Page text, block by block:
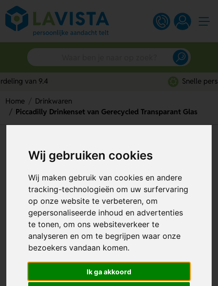
Wij gebruiken cookies
Wij maken gebruik van cookies en andere
tracking-technologieën om uw surfervaring
op onze website te verbeteren, om
gepersonaliseerde inhoud en advertenties
te tonen, om ons websiteverkeer te
analyseren en om te begrijpen waar onze
bezoekers vandaan komen.
Ik ga akkoord
Home
Drinkwaren
Piccadilly Drinkenset van Gerecycled Transparant Glas
Gerecycled Transparant Glas
Artikelnummer: 298493